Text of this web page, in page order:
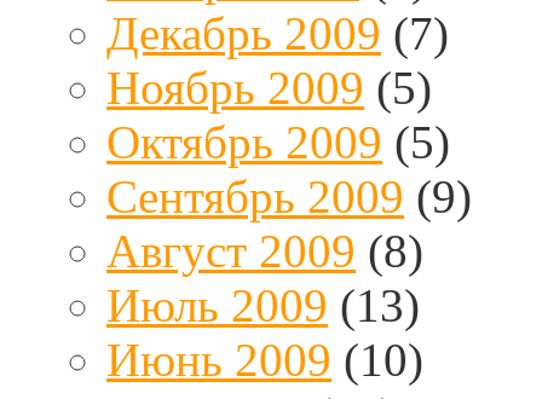
Декабрь 2009 (7)
Ноябрь 2009 (5)
Октябрь 2009 (5)
Сентябрь 2009 (9)
Август 2009 (8)
Июль 2009 (13)
Июнь 2009 (10)